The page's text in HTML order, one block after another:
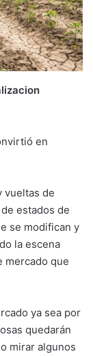
en
vueltas de
estados de
se modifican y
la escena
mercado que
ya sea por
quedarán
mirar algunos